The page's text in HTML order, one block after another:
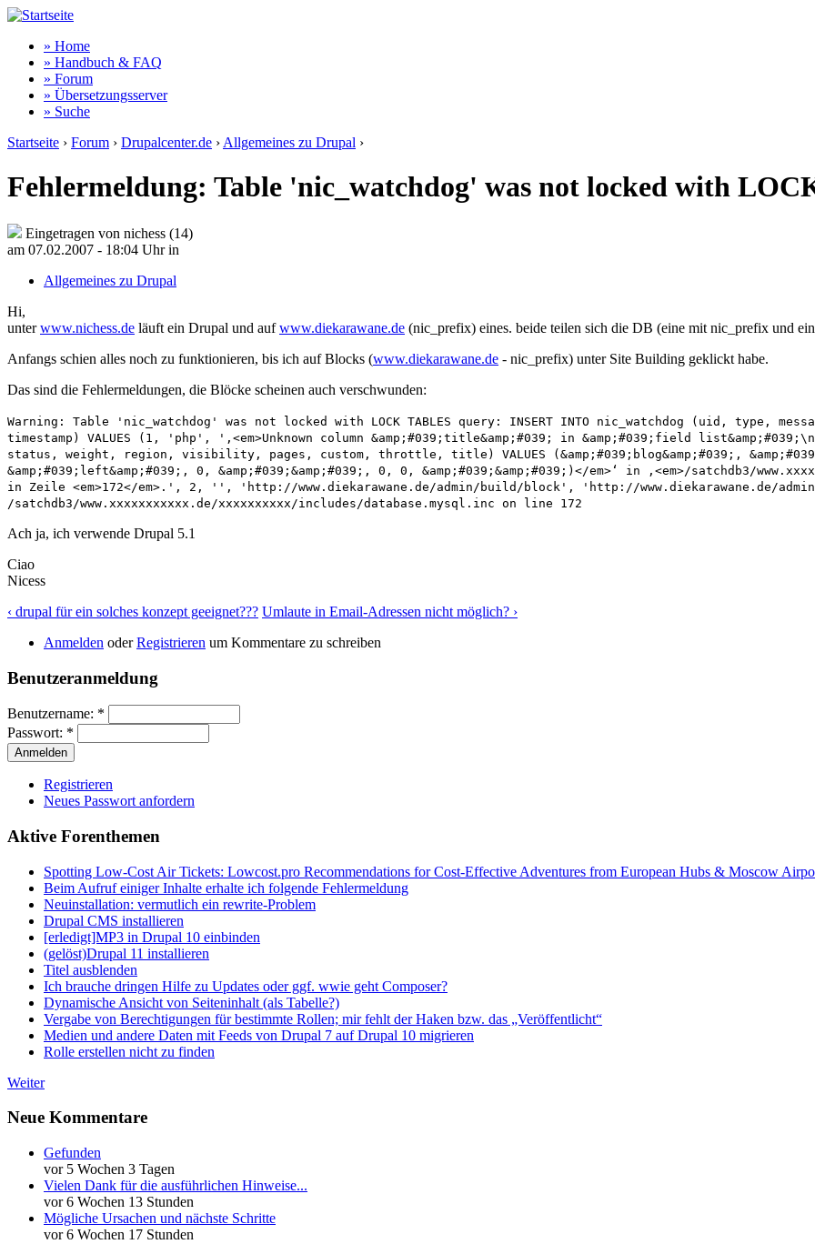
» Home
» Handbuch & FAQ
» Forum
» Übersetzungsserver
» Suche
Startseite › Forum › Drupalcenter.de › Allgemeines zu Drupal ›
Fehlermeldung: Table 'nic_watchdog' was not locked with
Eingetragen von nichess (14)
am 07.02.2007 - 18:04 Uhrin
Allgemeines zu Drupal
Hi,
unterwww.nichess.de läuft ein Drupal und aufwww.diekarawane.de (nic_prefix) eines. beide teilen sich die DB (eine mit nic_prefix und
Anfangs schien alles noch zu funktionieren, bis ich auf Blocks (www.diekarawane.de - nic_prefix) unter Site Building geklickt habe.
Das sind die Fehlermeldungen, die Blöcke scheinen auch verschwunden:
Warning: Table 'nic_watchdog' was not locked with LOCK TABLES query: INSERT INTO nic_watchdog (uid, type,
timestamp) VALUES (1, 'php', '‚<em>Unknown column &amp;#039;title&amp;#039; in &amp;#039;field
status, weight, region, visibility, pages, custom, throttle, title) VALUES (&amp;#039;blog&amp;#039;,
&amp;#039;left&amp;#039;, 0, &amp;#039;&amp;#039;, 0, 0, &amp;#039;&amp;#039;)</em>‘ in ‚<em>/satchdb3/
in Zeile <em>172</em>.', 2, '', 'http://www.diekarawane.de/admin/build/block', 'http://www.diekarawane.de/
/satchdb3/www.xxxxxxxxxxx.de/xxxxxxxxxx/includes/database.mysql.inc on line 172
Ach ja, ich verwende Drupal 5.1
Ciao
Nicess
‹ drupal für ein solches konzept geeignet??? Umlaute in Email-Adressen nicht möglich? ›
Anmelden oderRegistrieren um Kommentare zu schreiben
Benutzeranmeldung
Benutzername: *
Passwort: *
Registrieren
Neues Passwort anfordern
Aktive Forenthemen
Spotting Low-Cost Air Tickets: Lowcost.pro Recommendations for Cost-Effective Adventures from European Hubs & Moscow
Beim Aufruf einiger Inhalte erhalte ich folgende Fehlermeldung
Neuinstallation: vermutlich ein rewrite-Problem
Drupal CMS installieren
[erledigt]MP3 in Drupal 10 einbinden
(gelöst)Drupal 11 installieren
Titel ausblenden
Ich brauche dringen Hilfe zu Updates oder ggf. wwie geht Composer?
Dynamische Ansicht von Seiteninhalt (als Tabelle?)
Vergabe von Berechtigungen für bestimmte Rollen; mir fehlt der Haken bzw. das „Veröffentlicht“
Medien und andere Daten mit Feeds von Drupal 7 auf Drupal 10 migrieren
Rolle erstellen nicht zu finden
Weiter
Neue Kommentare
Gefunden
vor 5 Wochen 3 Tagen
Vielen Dank für die ausführlichen Hinweise...
vor 6 Wochen 13 Stunden
Mögliche Ursachen und nächste Schritte
vor 6 Wochen 17 Stunden